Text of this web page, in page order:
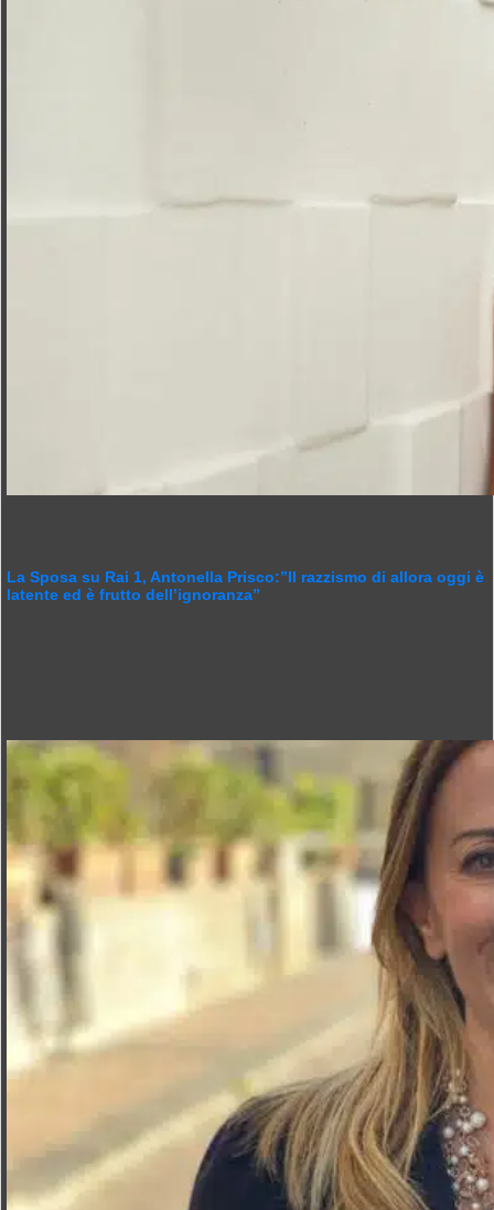
La Sposa su Rai 1, Antonella Prisco:”Il razzismo di allora oggi è
latente ed è frutto dell’ignoranza”